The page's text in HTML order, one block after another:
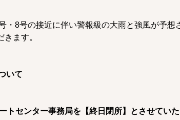
・8号の接近に伴い警報級の大雨と強風が予
ます。
いて
トセンター事務局を【終日閉所】とさせていた